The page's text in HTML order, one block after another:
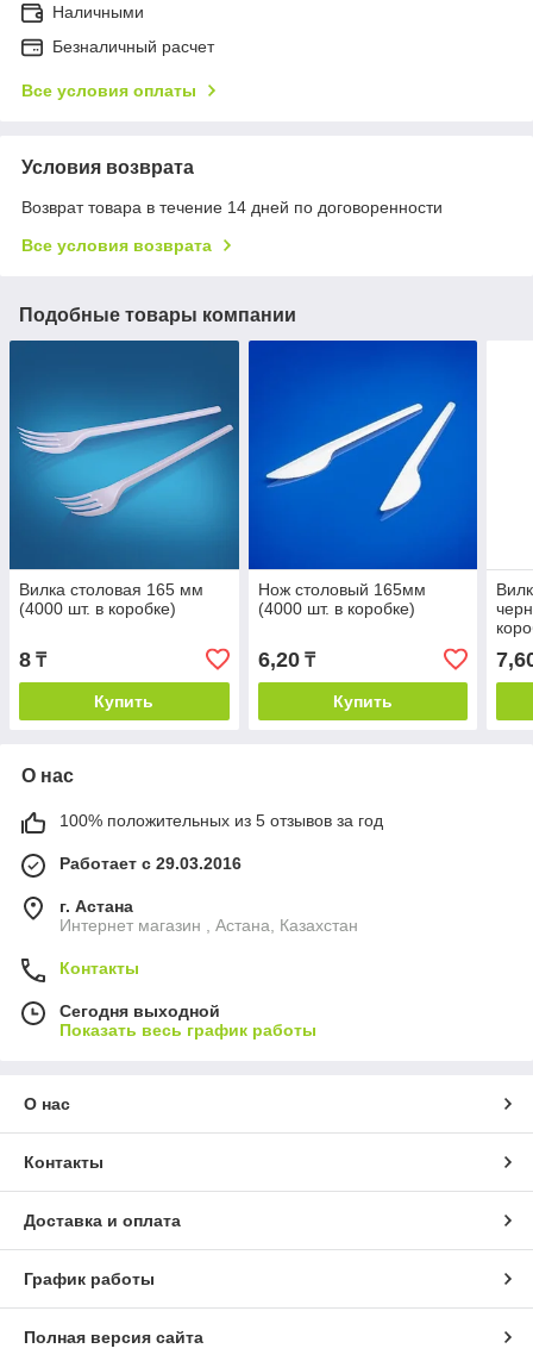
Наличными
Безналичный расчет
Все условия оплаты
Условия возврата
Возврат товара в течение 14 дней по договоренности
Все условия возврата
Подобные товары компании
Вилка столовая 165 мм
(4000 шт. в коробке)
8 ₸
Купить
Нож столовый 165мм
(4000 шт. в коробке)
6,20₸
Купить
О нас
100% положительных из 5 отзывов за год
Работает с 29.03.2016
г. Астана
Интернет магазин , Астана, Казахстан
Контакты
Сегодня выходной
Показать весь график работы
О нас
Контакты
Доставка и оплата
График работы
Полная версия сайта